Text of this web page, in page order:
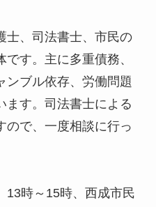
士、司法書士、市民の
す。主に多重債務、
ンブル依存、労働問題
ます。司法書士による
ので、一度相談に行っ
13時～15時、西成市民